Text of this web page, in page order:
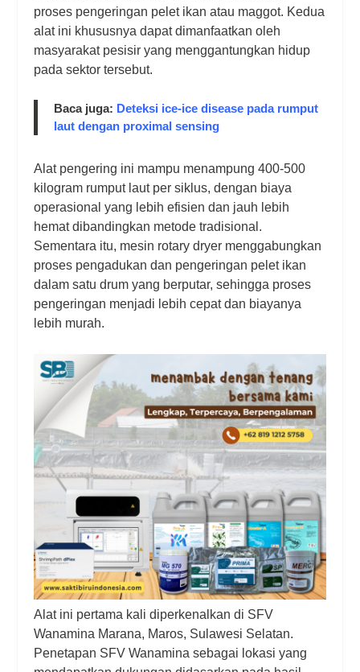
proses pengeringan pelet ikan atau maggot. Kedua
alat ini khususnya dapat dimanfaatkan oleh
masyarakat pesisir yang menggantungkan hidup
pada sektor tersebut.
Baca juga: Deteksi ice-ice disease pada rumput
laut dengan proximal sensing
Alat pengering ini mampu menampung 400-500
kilogram rumput laut per siklus, dengan biaya
operasional yang lebih efisien dan jauh lebih
hemat dibandingkan metode tradisional.
Sementara itu, mesin rotary dryer menggabungkan
proses pengadukan dan pengeringan pelet ikan
dalam satu drum yang berputar, sehingga proses
pengeringan menjadi lebih cepat dan biayanya
lebih murah.
Alat ini pertama kali diperkenalkan di SFV
Wanamina Marana, Maros, Sulawesi Selatan.
Penetapan SFV Wanamina sebagai lokasi yang